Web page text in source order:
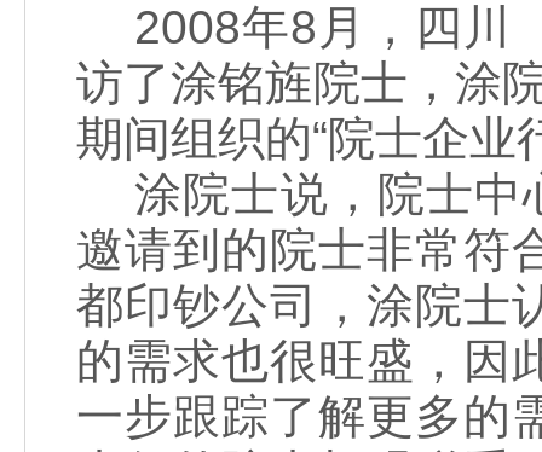
2008年8月，四川
访了涂铭旌院士，涂
期间组织的“院士企业
涂院士说，院士中
邀请到的院士非常符
都印钞公司，涂院士
的需求也很旺盛，因
一步跟踪了解更多的